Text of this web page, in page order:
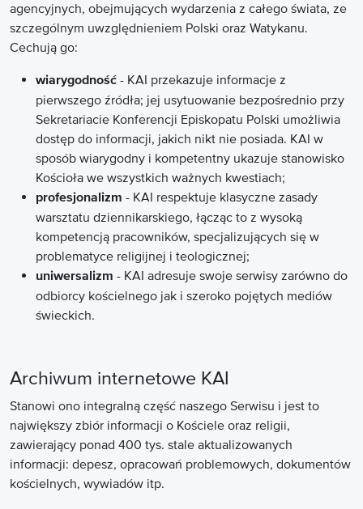
agencyjnych, obejmujących wydarzenia z całego świata, ze
szczególnym uwzględnieniem Polski oraz Watykanu.
Cechują go:
wiarygodność - KAI przekazuje informacje z
pierwszego źródła; jej usytuowanie bezpośrednio przy
Sekretariacie Konferencji Episkopatu Polski umożliwia
dostęp do informacji, jakich nikt nie posiada. KAI w
sposób wiarygodny i kompetentny ukazuje stanowisko
Kościoła we wszystkich ważnych kwestiach;
profesjonalizm - KAI respektuje klasyczne zasady
warsztatu dziennikarskiego, łącząc to z wysoką
kompetencją pracowników, specjalizujących się w
problematyce religijnej i teologicznej;
uniwersalizm - KAI adresuje swoje serwisy zarówno do
odbiorcy kościelnego jak i szeroko pojętych mediów
świeckich.
Archiwum internetowe KAI
Stanowi ono integralną część naszego Serwisu i jest to
największy zbiór informacji o Kościele oraz religii,
zawierający ponad 400 tys. stale aktualizowanych
informacji: depesz, opracowań problemowych, dokumentów
kościelnych, wywiadów itp.